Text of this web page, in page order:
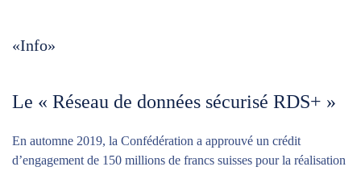
«Info»
Le « Réseau de données sécurisé RDS+ »
En automne 2019, la Confédération a approuvé un crédit
d’engagement de 150 millions de francs suisses pour la réalisation